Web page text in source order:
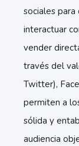
sociales
interactuar
vender
través del
Twitter),
permiten a
sólida y
audiencia